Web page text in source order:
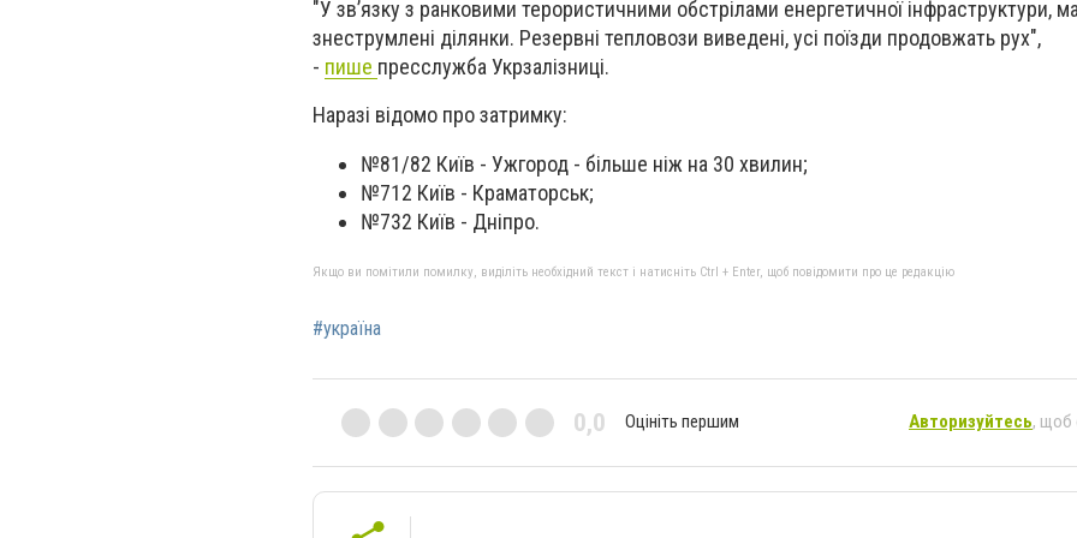
"У зв’язку з ранковими терористичними обстрілами енергетичної інфраструктури,
знеструмлені ділянки. Резервні тепловози виведені, усі поїзди продовжать рух",
- пише пресслужба Укрзалізниці.
Наразі відомо про затримку:
№81/82 Київ - Ужгород - більше ніж на 30 хвилин;
№712 Київ - Краматорськ;
№732 Київ - Дніпро.
Якщо ви помітили помилку, виділіть необхідний текст і натисніть Ctrl + Enter, щоб повідомити про це редакцію
#україна
0,0 Оцініть першим Авторизуйтесь, щоб